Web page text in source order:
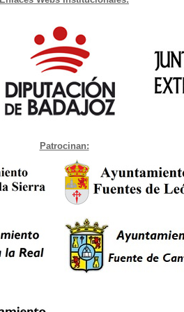
Patrocinan: